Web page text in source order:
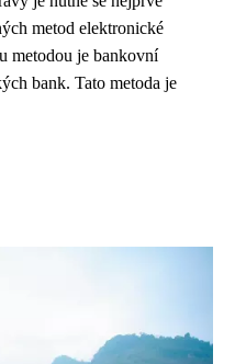
metod elektronické
metodou je bankovní
bank. Tato metoda je